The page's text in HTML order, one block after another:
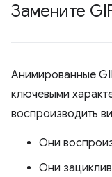
Замените
Анимированные
ключевыми
воспроизводить
Они
Они